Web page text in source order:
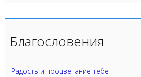
Благословения
Радость и процветание тебе